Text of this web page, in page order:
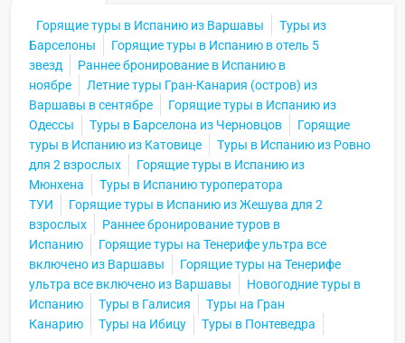
Горящие туры в Испанию из Варшавы
Туры из
Барселоны
Горящие туры в Испанию в отель 5
звезд
Раннее бронирование в Испанию в
ноябре
Летние туры Гран-Канария (остров) из
Варшавы в сентябре
Горящие туры в Испанию из
Одессы
Туры в Барселона из Черновцов
Горящие
туры в Испанию из Катовице
Туры в Испанию из Ровно
для 2 взрослых
Горящие туры в Испанию из
Мюнхена
Туры в Испанию туроператора
ТУИ
Горящие туры в Испанию из Жешува для 2
взрослых
Раннее бронирование туров в
Испанию
Горящие туры на Тенерифе ультра все
включено из Варшавы
Горящие туры на Тенерифе
ультра все включено из Варшавы
Новогодние туры в
Испанию
Туры в Галисия
Туры на Гран
Канарию
Туры на Ибицу Туры в Понтеведра